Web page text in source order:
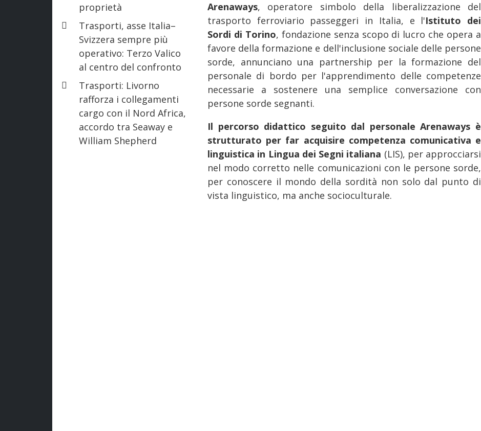
proprietà
Trasporti, asse Italia–
Svizzera sempre più
operativo: Terzo Valico
al centro del confronto
Trasporti: Livorno
rafforza i collegamenti
cargo con il Nord Africa,
accordo tra Seaway e
William Shepherd
Arenaways, operatore simbolo della liberalizzazione del
trasporto ferroviario passeggeri in Italia, e l'Istituto dei
Sordi di Torino, fondazione senza scopo di lucro che opera a
favore della formazione e dell'inclusione sociale delle persone
sorde, annunciano una partnership per la formazione del
personale di bordo per l'apprendimento delle competenze
necessarie a sostenere una semplice conversazione con
persone sorde segnanti.
Il percorso didattico seguito dal personale Arenaways è
strutturato per far acquisire competenza comunicativa e
linguistica in Lingua dei Segni italiana (LIS), per approcciarsi
nel modo corretto nelle comunicazioni con le persone sorde,
per conoscere il mondo della sordità non solo dal punto di
vista linguistico, ma anche socioculturale.